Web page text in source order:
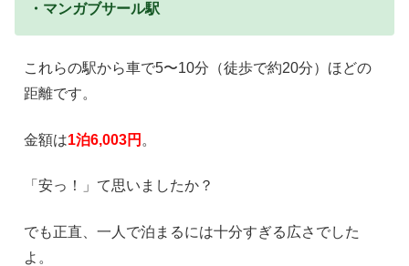
・マンガブサール駅
これらの駅から車で5〜10分（徒歩で約20分）ほどの
距離です。
金額は1泊6,003円 。
「安っ！」て思いましたか？
でも正直、一人で泊まるには十分すぎる広さでした
よ。